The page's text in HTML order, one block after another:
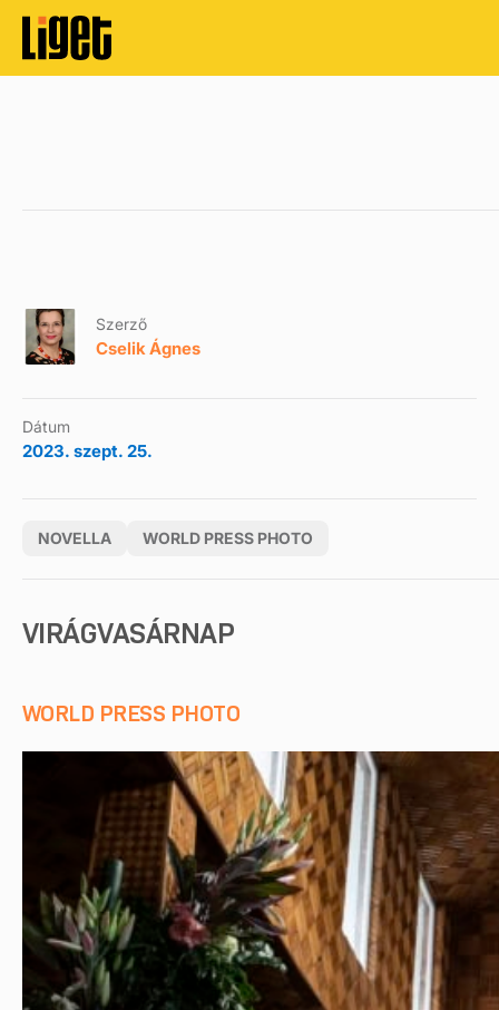
Szerző
Cselik Ágnes
Dátum
2023. szept. 25.
NOVELLA WORLD PRESS PHOTO
VIRÁGVASÁRNAP
WORLD PRESS PHOTO